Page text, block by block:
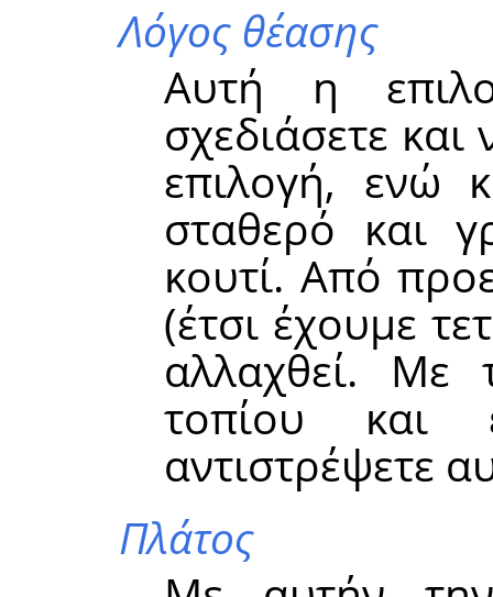
Λόγος θέασης
Αυτή η
σχεδιάσετε
επιλογή, ενώ
σταθερό και
κουτί. Από
(έτσι έχουμε
αλλαχθεί. Με
τοπίου και
αντιστρέψετε
Πλάτος